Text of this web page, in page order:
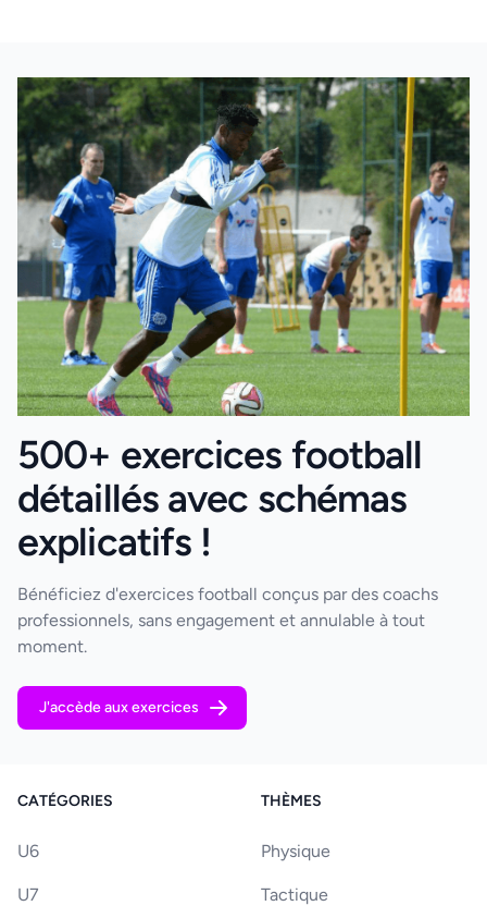
500+ exercices football
détaillés avec schémas
explicatifs !
Bénéficiez d'exercices football conçus par des coachs
professionnels, sans engagement et annulable à tout
moment.
J'accède aux exercices
CATÉGORIES
U6
U7
THÈMES
Physique
Tactique